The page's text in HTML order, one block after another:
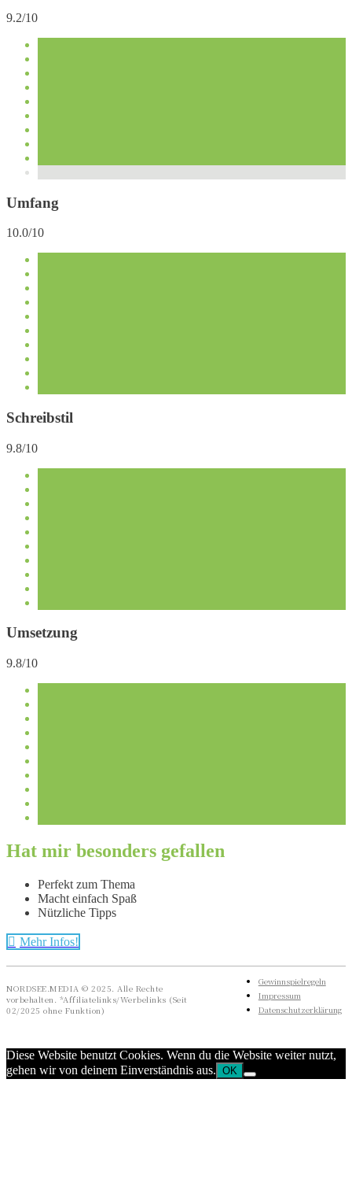
9.2/10
Umfang
10.0/10
Schreibstil
9.8/10
Umsetzung
9.8/10
Hat mir besonders gefallen
Perfekt zum Thema
Macht einfach Spaß
Nützliche Tipps
Mehr Infos!
NORDSEE.MEDIA © 2025. Alle Rechte
vorbehalten. *Affiliatelinks/Werbelinks (Seit
02/2025 ohne Funktion)
Gewinnspielregeln
Impressum
Datenschutzerklärung
Diese Website benutzt Cookies. Wenn du die Website weiter nutzt,
gehen wir von deinem Einverständnis aus. OK